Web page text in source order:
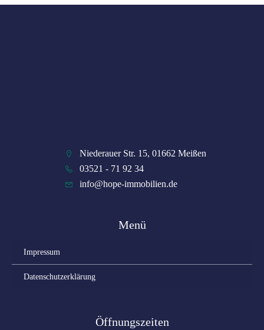
Niederauer Str. 15, 01662 Meißen
03521 - 71 92 34
info@hope-immobilien.de
Menü
Impressum
Datenschutzerklärung
Öffnungszeiten